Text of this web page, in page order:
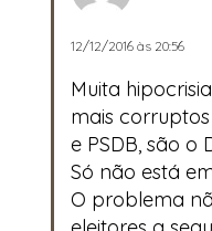
12/12/2016 às 20:56
Muita
mais
e PSDB, são o
Só não está
O problema